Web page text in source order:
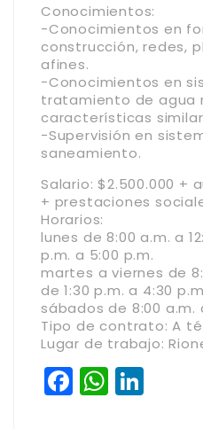
Conocimientos:
-Conocimientos en
construcción, redes,
afines.
-Conocimientos en
tratamiento de agua
características
-Supervisión en
saneamiento.
Salario: $2.500.000 +
+ prestaciones
Horarios:
lunes de 8:00 a.m. a
p.m. a 5:00 p.m.
martes a viernes de
de 1:30 p.m. a 4:30
sábados de 8:00 a.m.
Tipo de contrato: A
Lugar de trabajo:
Facebook